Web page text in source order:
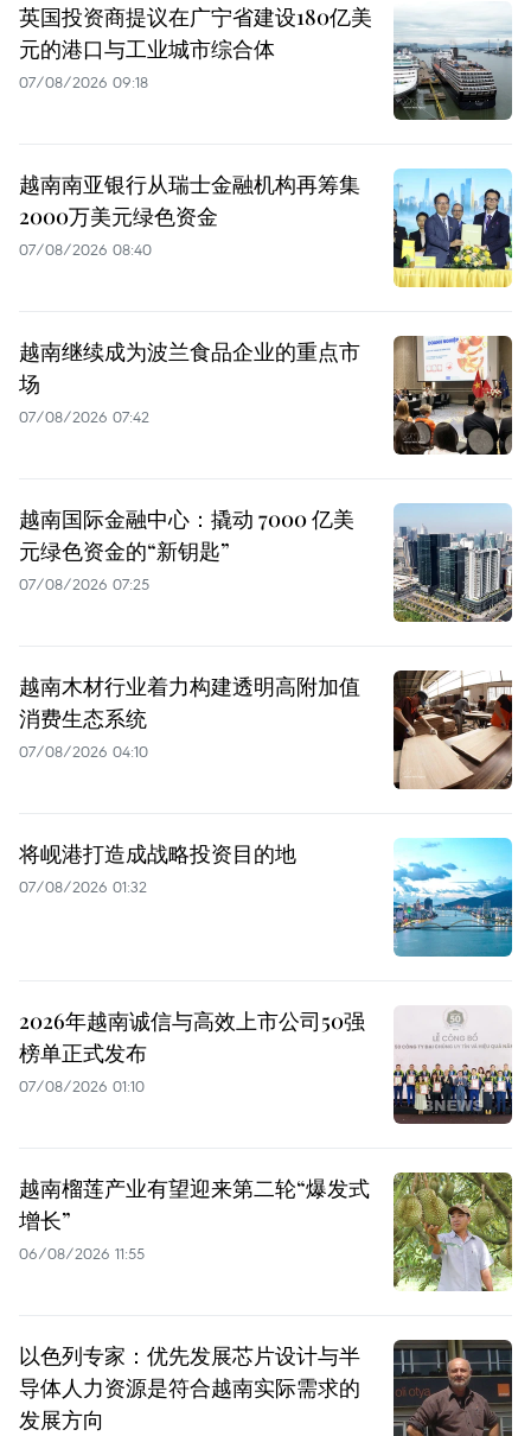
英国投资商提议在广宁省建设180亿美
元的港口与工业城市综合体
07/08/2026 09:18
越南南亚银行从瑞士金融机构再筹集
2000万美元绿色资金
07/08/2026 08:40
越南继续成为波兰食品企业的重点市
场
07/08/2026 07:42
越南国际金融中心：撬动 7000 亿美
元绿色资金的“新钥匙”
07/08/2026 07:25
越南木材行业着力构建透明高附加值
消费生态系统
07/08/2026 04:10
将岘港打造成战略投资目的地
07/08/2026 01:32
2026年越南诚信与高效上市公司50强
榜单正式发布
07/08/2026 01:10
越南榴莲产业有望迎来第二轮“爆发式
增长”
06/08/2026 11:55
以色列专家：优先发展芯片设计与半
导体人力资源是符合越南实际需求的
发展方向